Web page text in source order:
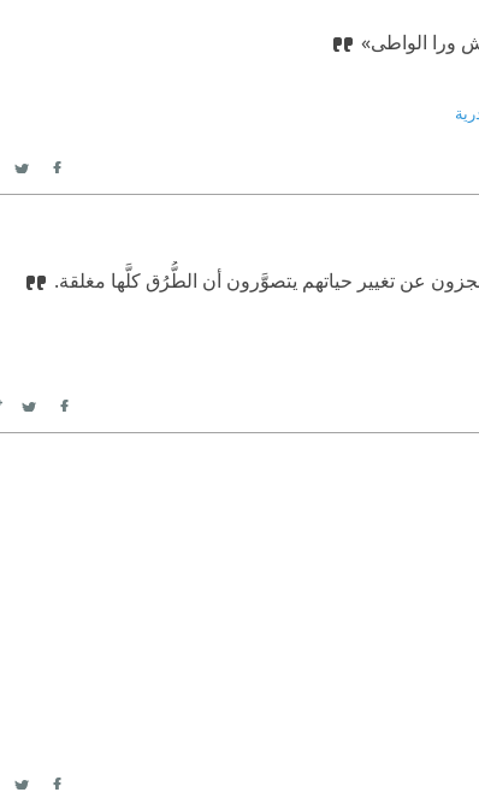
ورا الواطى»
عن تغيير حياتهم يتصوَّرون أن الطُّرُق كلَّها مغلقة.